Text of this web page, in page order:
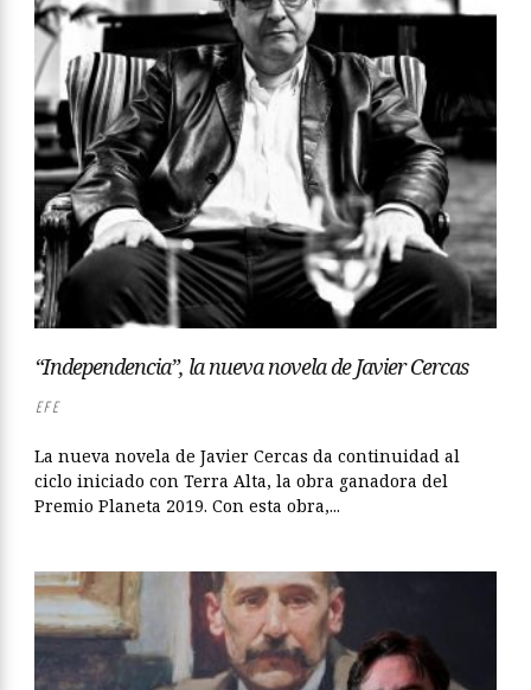
“Independencia”, la nueva novela de Javier Cercas
EFE
La nueva novela de Javier Cercas da continuidad al
ciclo iniciado con Terra Alta, la obra ganadora del
Premio Planeta 2019. Con esta obra,...